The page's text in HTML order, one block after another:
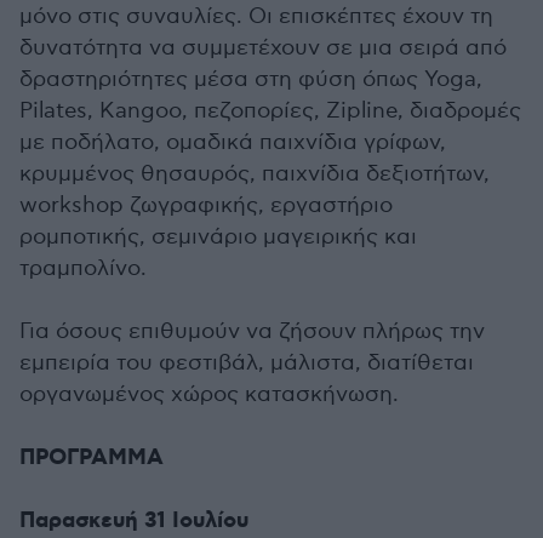
μόνο στις συναυλίες. Οι επισκέπτες έχουν τη
δυνατότητα να συμμετέχουν σε μια σειρά από
δραστηριότητες μέσα στη φύση όπως Yoga,
Pilates, Kangoo, πεζοπορίες, Zipline, διαδρομές
με ποδήλατο, ομαδικά παιχνίδια γρίφων,
κρυμμένος θησαυρός, παιχνίδια δεξιοτήτων,
workshop ζωγραφικής, εργαστήριο
ρομποτικής, σεμινάριο μαγειρικής και
τραμπολίνο.
Για όσους επιθυμούν να ζήσουν πλήρως την
εμπειρία του φεστιβάλ, μάλιστα, διατίθεται
οργανωμένος χώρος κατασκήνωση.
ΠΡΟΓΡΑΜΜΑ
Παρασκευή 31 Ιουλίου